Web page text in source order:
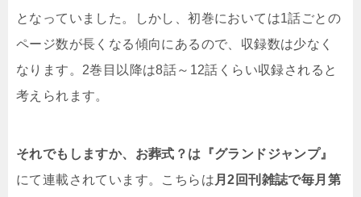
となっていました。しかし、初巻においては1話ごとの
ページ数が長くなる傾向にあるので、収録数は少なく
なります。2巻目以降は8話～12話くらい収録されると
考えられます。
それでもしますか、お葬式？は『グランドジャンプ』
にて連載されています。こちらは 月2回刊雑誌で毎月第